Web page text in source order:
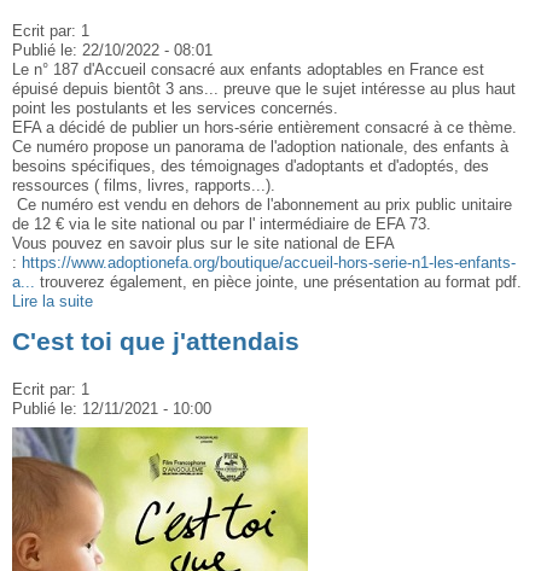
Ecrit par: 1
Publié le: 22/10/2022 - 08:01
Le n° 187 d'Accueil consacré aux enfants adoptables en France est
épuisé depuis bientôt 3 ans... preuve que le sujet intéresse au plus haut
point les postulants et les services concernés.
EFA a décidé de publier un hors-série entièrement consacré à ce thème.
Ce numéro propose un panorama de l'adoption nationale, des enfants à
besoins spécifiques, des témoignages d'adoptants et d'adoptés, des
ressources ( films, livres, rapports...).
Ce numéro est vendu en dehors de l'abonnement au prix public unitaire
de 12 € via le site national ou par l' intermédiaire de EFA 73.
Vous pouvez en savoir plus sur le site national de EFA
: https://www.adoptionefa.org/boutique/accueil-hors-serie-n1-les-enfants-
a... trouverez également, en pièce jointe, une présentation au format pdf.
Lire la suite
C'est toi que j'attendais
Ecrit par: 1
Publié le: 12/11/2021 - 10:00